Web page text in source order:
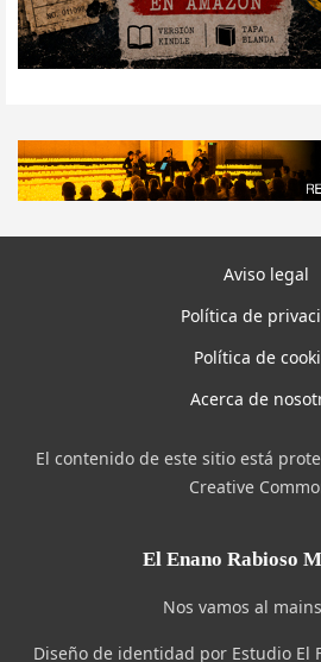
Aviso legal
Política de
Política de
Acerca de
El contenido de este sitio está
Creative
El Enano Rabioso
Nos vamos al
Diseño de identidad por Estudio El